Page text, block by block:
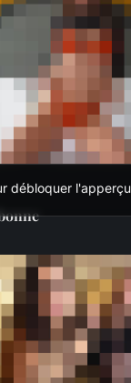
débloquer l'apperçu